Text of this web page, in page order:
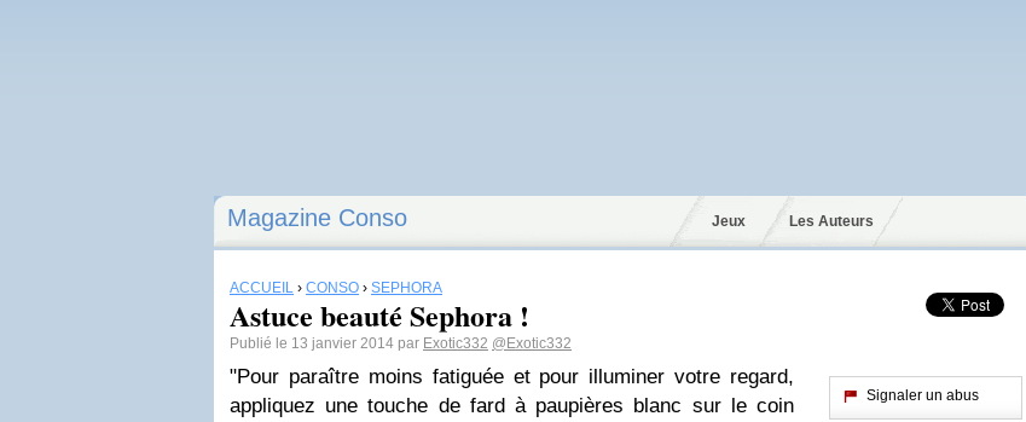
Magazine Conso Jeux Les Auteurs
ACCUEIL › CONSO › SEPHORA
Astuce beauté Sephora !
Publié le 13 janvier 2014 par Exotic332 @Exotic332
"Pour paraître moins fatiguée et pour illuminer votre regard,
appliquez une touche de fard à paupières blanc sur le coin
Signaler un abus